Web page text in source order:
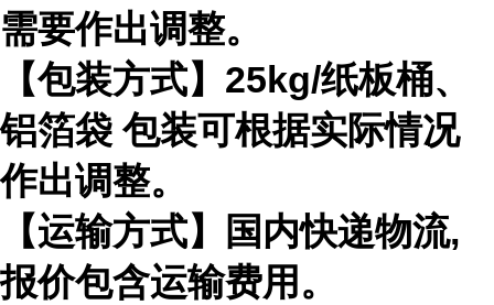
需要作出调整。
【包装方式】 25kg/纸板桶、
铝箔袋 包装可根据实际情况
作出调整。
【运输方式】国内快递物流,
报价包含运输费用。